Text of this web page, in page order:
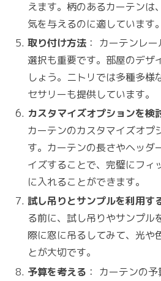
えます。柄のあるカーテンは
気を与えるのに適しています。
取り付け方法 ： カーテンレ
選択も重要です。部屋のデザ
しょう。ニトリでは多種多様
セサリーも提供しています。
カスタマイズオプションを検
カーテンのカスタマイズオプ
す。カーテンの長さやヘッダ
イズすることで、完璧にフィ
に入れることができます。
試し吊りとサンプルを利用す
る前に、試し吊りやサンプル
際に窓に吊るしてみて、光や
とが大切です。
予算を考える ： カーテンの